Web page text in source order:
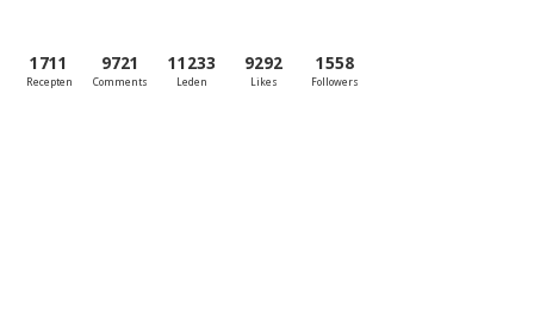
1711
Recepten
9721
Comments
11233
Leden
9292
Likes
1558
Followers